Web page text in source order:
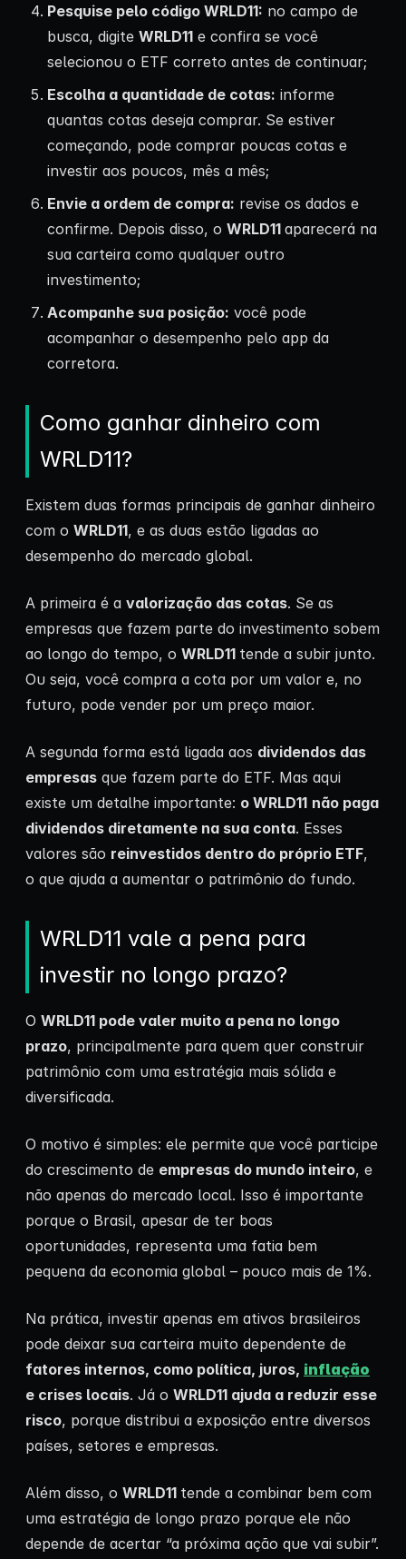
Pesquise pelo código WRLD11: no campo de
busca, digite WRLD11 e confira se você
selecionou o ETF correto antes de continuar;
Escolha a quantidade de cotas: informe
quantas cotas deseja comprar. Se estiver
começando, pode comprar poucas cotas e
investir aos poucos, mês a mês;
Envie a ordem de compra: revise os dados e
confirme. Depois disso, o WRLD11 aparecerá na
sua carteira como qualquer outro
investimento;
Acompanhe sua posição: você pode
acompanhar o desempenho pelo app da
corretora.
Como ganhar dinheiro com
WRLD11?
Existem duas formas principais de ganhar dinheiro
com o WRLD11, e as duas estão ligadas ao
desempenho do mercado global.
A primeira é a valorização das cotas. Se as
empresas que fazem parte do investimento sobem
ao longo do tempo, o WRLD11 tende a subir junto.
Ou seja, você compra a cota por um valor e, no
futuro, pode vender por um preço maior.
A segunda forma está ligada aos dividendos das
empresas que fazem parte do ETF. Mas aqui
existe um detalhe importante: o WRLD11 não paga
dividendos diretamente na sua conta. Esses
valores são reinvestidos dentro do próprio ETF,
o que ajuda a aumentar o patrimônio do fundo.
WRLD11 vale a pena para
investir no longo prazo?
O WRLD11 pode valer muito a pena no longo
prazo, principalmente para quem quer construir
patrimônio com uma estratégia mais sólida e
diversificada.
O motivo é simples: ele permite que você participe
do crescimento de empresas do mundo inteiro, e
não apenas do mercado local. Isso é importante
porque o Brasil, apesar de ter boas
oportunidades, representa uma fatia bem
pequena da economia global – pouco mais de 1%.
Na prática, investir apenas em ativos brasileiros
pode deixar sua carteira muito dependente de
fatores internos, como política, juros, inflação
e crises locais. Já o WRLD11 ajuda a reduzir esse
risco, porque distribui a exposição entre diversos
países, setores e empresas.
Além disso, o WRLD11 tende a combinar bem com
uma estratégia de longo prazo porque ele não
depende de acertar “a próxima ação que vai subir”.